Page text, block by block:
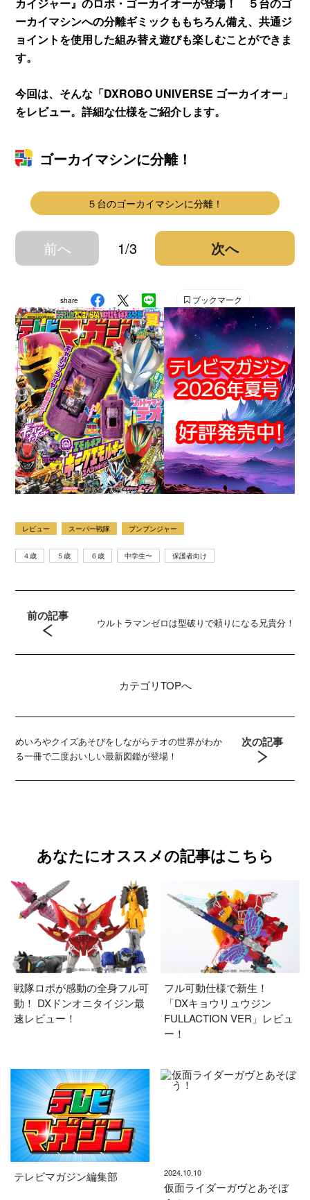
ーカイマシンへの分離ギミックももちろん備え、共通ジ
ョイントを使用した組み替え遊びも楽しむことができま
す。
今回は、そんな「DXROBO UNIVERSE ゴーカイオー」
をレビュー。詳細な仕様をご紹介します。
ゴーカイマシンに分離！
５台のゴーカイマシンに分離！
前へ 1/3 次へ
share ブックマーク
レビュー スーパー戦隊 ブンブンジャー
４歳 ５歳 ６歳 中学生〜 保護者向け
前の記事 ウルトラマンゼロは型破りで頼りになる兄貴分！
カテゴリTOPへ
めいろやクイズあそびをしながらテオの世界がわか
る一冊で二度おいしい最新図鑑が登場！
次の記事
あなたにオススメの記事はこちら
戦隊ロボが感動の全身フル可
動！ DXドンオニタイジン最
速レビュー！
フル可動仕様で新生！
「DXキョウリュウジン
FULLACTION VER」レビュ
ー！
テレビマガジン編集部 2024.10.10
仮面ライダーガヴとあそぼ